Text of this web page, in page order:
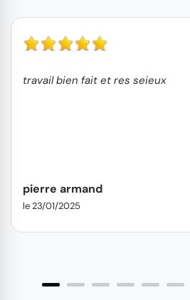
travail bien fait et res seieux
pierre armand
le 23/01/2025